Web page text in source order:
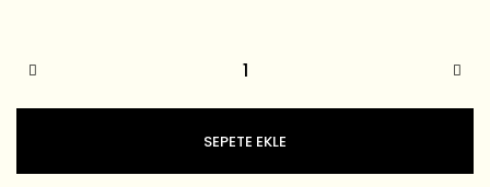
SEPETE EKLE